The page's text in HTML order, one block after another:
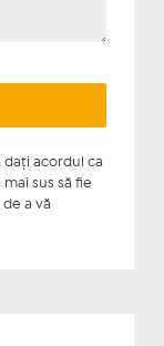
daţi acordul ca
sus să fie
a vă